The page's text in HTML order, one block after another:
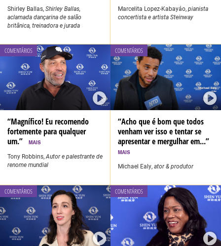
Shirley Ballas,Shirley Ballas,
aclamada dançarina de salão
britânica, treinadora e jurada
Marcelita Lopez-Kabayáo,pianista
concertista e artista Steinway
COMENTÁRIOS
“Magnífico! Eu recomendo
fortemente para qualquer
um.”
MAIS
Tony Robbins,Autor e palestrante de
renome mundial
COMENTÁRIOS
“Acho que é bom que todos
venham ver isso e tentar se
apresentar e mergulhar em...”
MAIS
Michael Ealy,ator & produtor
COMENTÁRIOS COMENTÁRIOS